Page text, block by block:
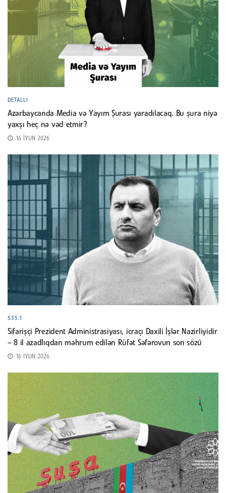
DETALLI
Azərbaycanda Media və Yayım Şurası yaradılacaq. Bu şura niyə
yaxşı heç nə vəd etmir?
16 İYUN 2026
535.1
Sifarişçi Prezident Administrasiyası, icraçı Daxili İşlər Nazirliyidir
– 8 il azadlıqdan məhrum edilən Rüfət Səfərovun son sözü
16 İYUN 2026